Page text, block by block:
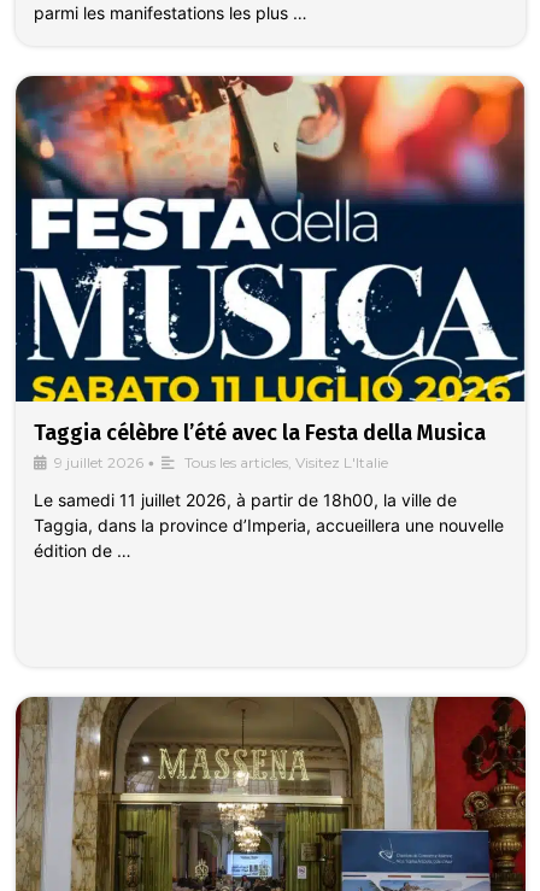
parmi les manifestations les plus …
Taggia célèbre l’été avec la Festa della Musica
9 juillet 2026 • Tous les articles, Visitez L'Italie
Le samedi 11 juillet 2026, à partir de 18h00, la ville de
Taggia, dans la province d’Imperia, accueillera une nouvelle
édition de …